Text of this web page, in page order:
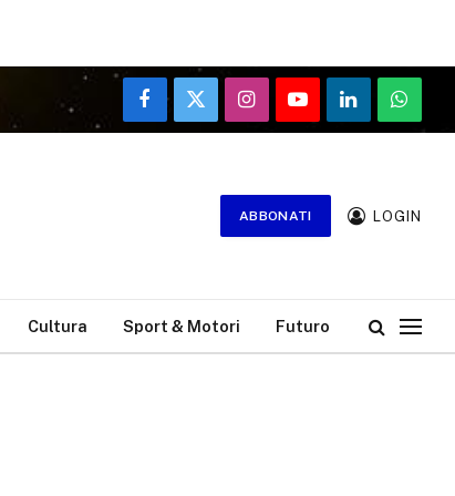
Facebook
X
(Twitter)
InstagramYouTubeLinkedIn
ABBONATI LOGIN
Cultura Sport & Motori Futuro